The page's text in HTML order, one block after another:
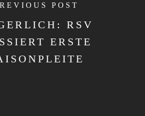
POST
RSV
ERSTE